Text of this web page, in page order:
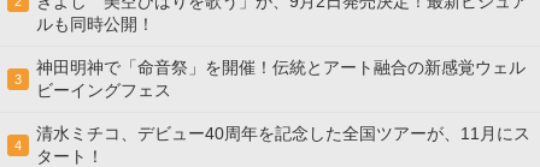
ルも同時公開！
3
神田明神で「命音祭」を開催！伝統とアート融合の新感覚ウェル
ビーイングフェス
4
清水ミチコ、デビュー40周年を記念した全国ツアーが、11月にス
タート！